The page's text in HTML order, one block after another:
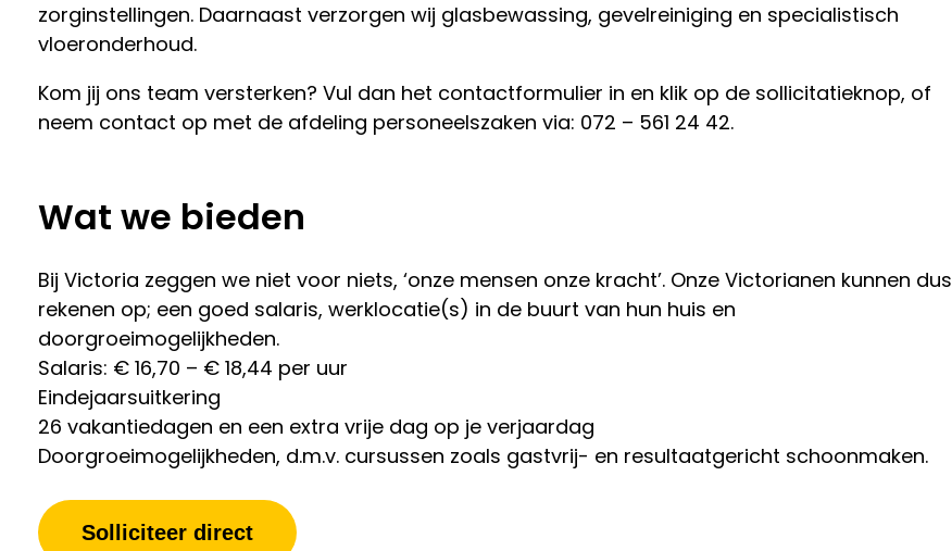
zorginstellingen. Daarnaast verzorgen wij glasbewassing, gevelreiniging en specialistisch
vloeronderhoud.
Kom jij ons team versterken? Vul dan het contactformulier in en klik op de sollicitatieknop, of
neem contact op met de afdeling personeelszaken via: 072 – 561 24 42.
Wat we bieden
Bij Victoria zeggen we niet voor niets, ‘onze mensen onze kracht’. Onze Victorianen kunnen dus
rekenen op; een goed salaris, werklocatie(s) in de buurt van hun huis en
doorgroeimogelijkheden.
Salaris: € 16,70 – € 18,44 per uur
Eindejaarsuitkering
26 vakantiedagen en een extra vrije dag op je verjaardag
Doorgroeimogelijkheden, d.m.v. cursussen zoals gastvrij- en resultaatgericht schoonmaken.
Solliciteer direct